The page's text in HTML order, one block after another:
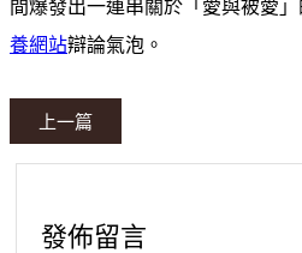
間爆發出一連串關於「愛與被愛」
養網站辯論氣泡。
上一篇
發佈留言